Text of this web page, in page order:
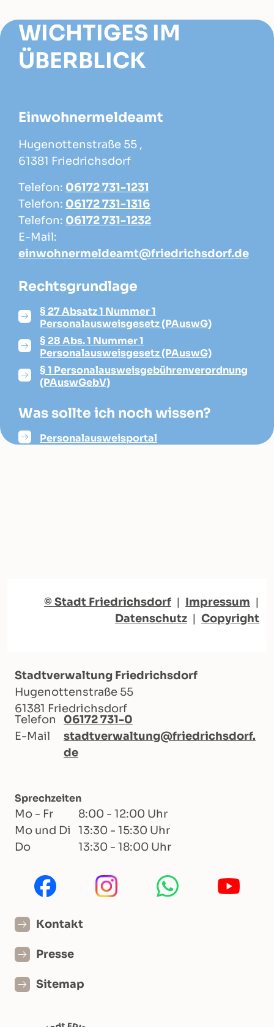
WICHTIGES IM
ÜBERBLICK
Einwohnermeldeamt
Hugenottenstraße 55 ,
61381 Friedrichsdorf
Telefon: 06172 731-1231
Telefon: 06172 731-1316
Telefon: 06172 731-1232
E-Mail:
einwohnermeldeamt@friedrichsdorf.de
Rechtsgrundlage
§ 27 Absatz 1 Nummer 1
Personalausweisgesetz (PAuswG)
§ 28 Abs. 1 Nummer 1
Personalausweisgesetz (PAuswG)
§ 1 Personalausweisgebührenverordnung
(PAuswGebV)
Was sollte ich noch wissen?
Personalausweisportal
© Stadt Friedrichsdorf | Impressum |
Datenschutz | Copyright
Stadtverwaltung Friedrichsdorf
Hugenottenstraße 55
61381 Friedrichsdorf
Telefon
06172 731-0
E-Mail
stadtverwaltung@friedrichsdorf.
de
Sprechzeiten
Mo - Fr
8:00 - 12:00 Uhr
Mo und Di
13:30 - 15:30 Uhr
Do
13:30 - 18:00 Uhr
Kontakt
Presse
Sitemap